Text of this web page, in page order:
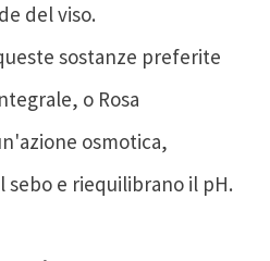
del viso.
sostanze preferite
o Rosa
osmotica,
sebo e riequilibrano il pH.